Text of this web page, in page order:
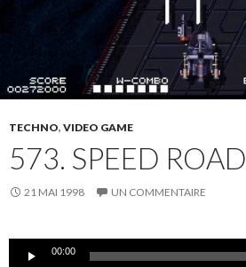
TECHNO, VIDEO GAME
573. SPEED ROAD
21 MAI 1998 UN COMMENTAIRE
Lecteur00:00